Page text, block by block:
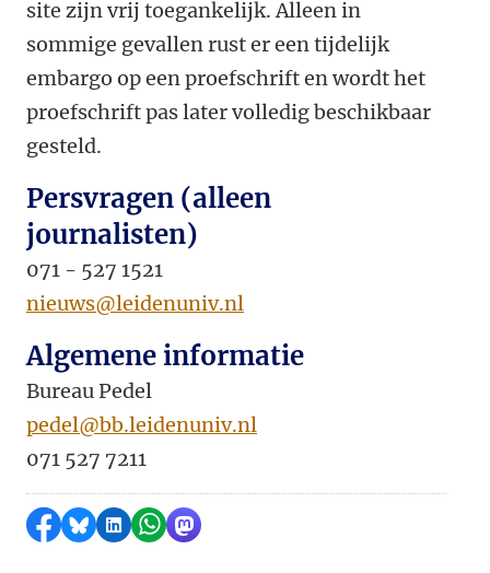
site zijn vrij toegankelijk. Alleen in
sommige gevallen rust er een tijdelijk
embargo op een proefschrift en wordt het
proefschrift pas later volledig beschikbaar
gesteld.
Persvragen (alleen
journalisten)
071 - 527 1521
nieuws@leidenuniv.nl
Algemene informatie
Bureau Pedel
pedel@bb.leidenuniv.nl
071 527 7211
Delen op Facebook
Delen via Bluesky
Delen op LinkedIn
Delen via WhatsApp
Delen via Mastodon